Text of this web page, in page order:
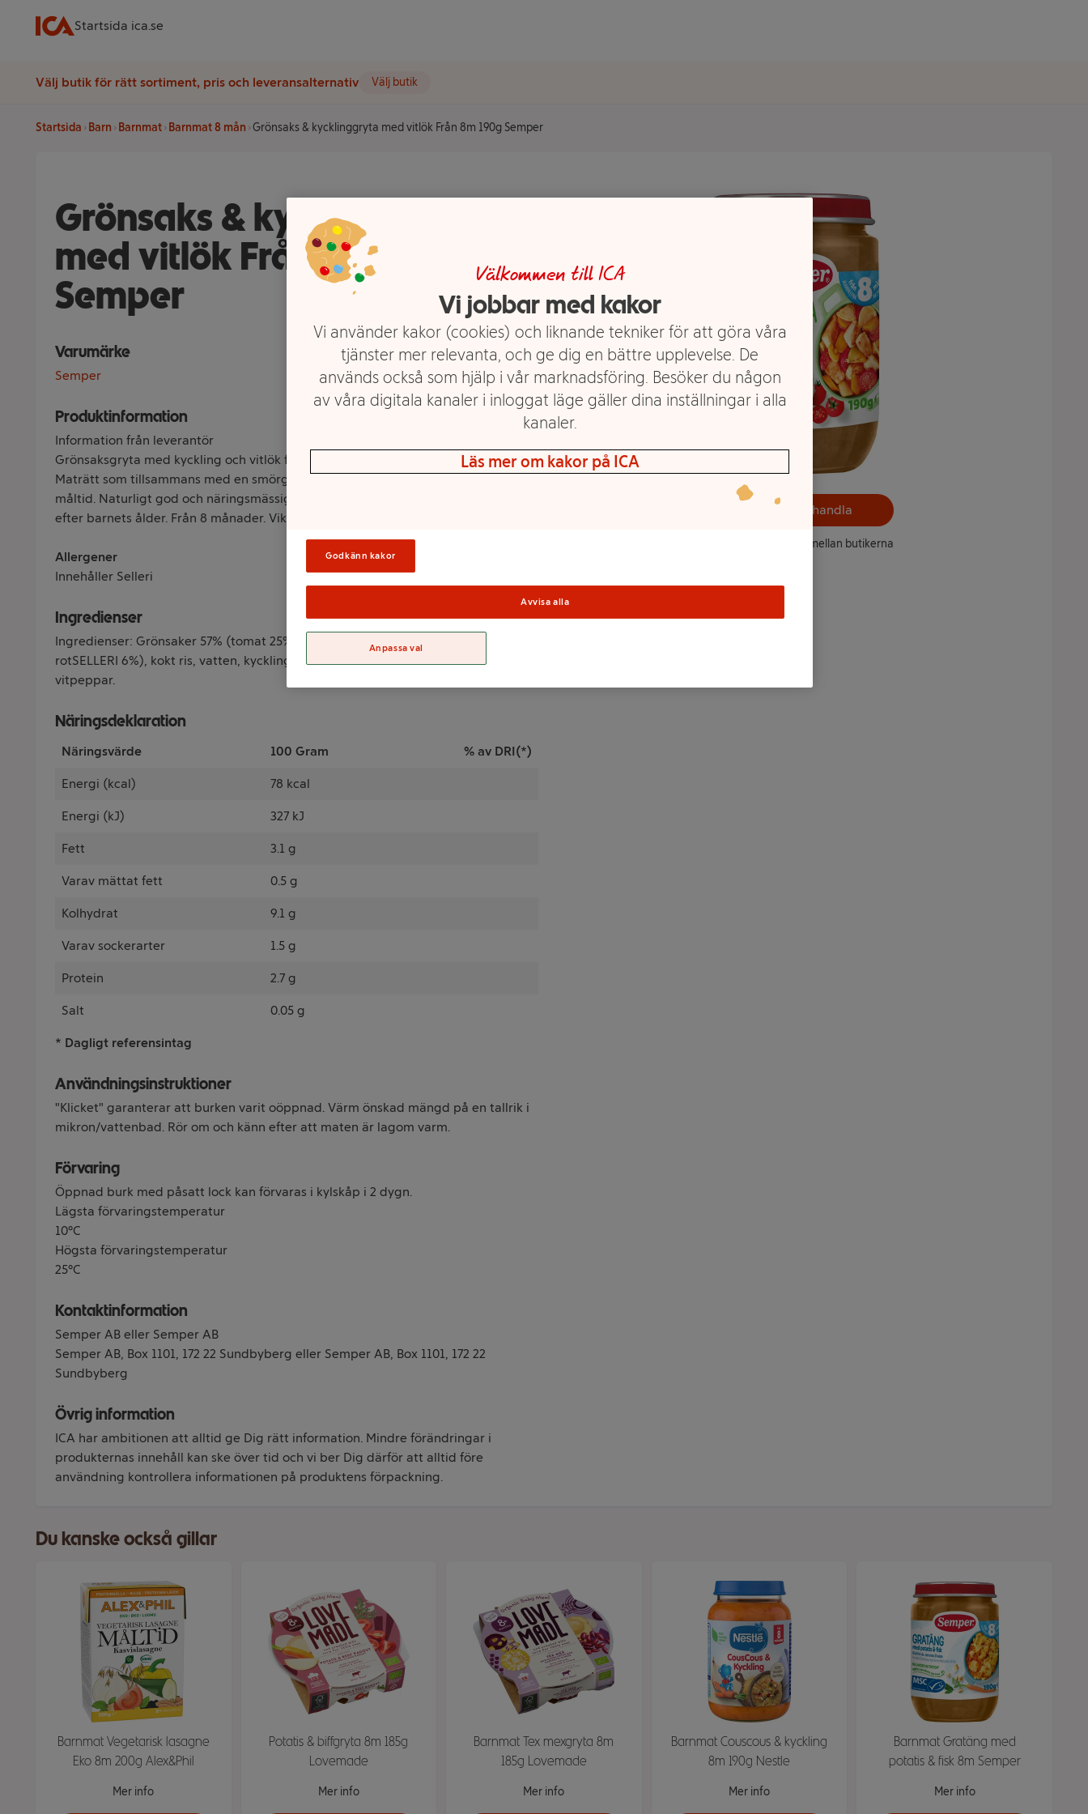
Startsida ica.se
Välj butik för rätt sortiment, pris och leveransalternativ Välj butik
Startsida Barn Barnmat Barnmat 8 mån Grönsaks & kycklinggryta med vitlök Från 8m 190g Semper
Grönsaks & kycklinggryta
med vitlök Från 8m 190g
Semper
Varumärke
Semper
Produktinformation
Information från leverantör
Grönsaksgryta med kyckling och vitlök från Semper för barn över 8 månader.
Maträtt som tillsammans med en smörgås och en frukt ger en välbalanserad
måltid. Naturligt god och näringsmässigt anpassad. Innehåller bitar anpassade
efter barnets ålder. Från 8 månader. Vikt 190g.
Allergener
Innehåller Selleri
Ingredienser
Ingredienser: Grönsaker 57% (tomat 25%, morot 14%, lök 6%, palsternacka 6%,
rotSELLERI 6%), kokt ris, vatten, kycklingkött 8%, rapsolja, rismjöl, vitlök,
vitpeppar.
Näringsdeklaration
Näringsvärde 100 Gram % av DRI(*)
Energi (kcal) 78 kcal
Energi (kJ) 327 kJ
Fett 3.1 g
Varav mättat fett 0.5 g
Kolhydrat 9.1 g
Varav sockerarter 1.5 g
Protein 2.7 g
Salt 0.05 g
* Dagligt referensintag
Användningsinstruktioner
"Klicket" garanterar att burken varit oöppnad. Värm önskad mängd på en tallrik i
mikron/vattenbad. Rör om och känn efter att maten är lagom varm.
Förvaring
Öppnad burk med påsatt lock kan förvaras i kylskåp i 2 dygn.
Lägsta förvaringstemperatur
10°C
Högsta förvaringstemperatur
25°C
Kontaktinformation
Semper AB eller Semper AB
Semper AB, Box 1101, 172 22 Sundbyberg eller Semper AB, Box 1101, 172 22
Sundbyberg
Övrig information
ICA har ambitionen att alltid ge Dig rätt information. Mindre förändringar i
produkternas innehåll kan ske över tid och vi ber Dig därför att alltid före
användning kontrollera informationen på produktens förpackning.
Välj butik och handla
Sortimentet kan variera mellan butikerna
Du kanske också gillar
Barnmat Vegetarisk lasagne
Eko 8m 200g Alex&Phil
Mer info
Potatis & biffgryta 8m 185g
Lovemade
Mer info
Barnmat Tex mexgryta 8m
185g Lovemade
Mer info
Barnmat Couscous & kyckling
8m 190g Nestle
Mer info
Barnmat Gratäng med
potatis & fisk 8m Semper
Mer info
Välkommen till ICA
Vi jobbar med kakor
Vi använder kakor (cookies) och liknande tekniker för att göra våra
tjänster mer relevanta, och ge dig en bättre upplevelse. De
används också som hjälp i vår marknadsföring. Besöker du någon
av våra digitala kanaler i inloggat läge gäller dina inställningar i alla
kanaler.
Läs mer om kakor på ICA
Godkänn kakor
Avvisa alla
Anpassa val